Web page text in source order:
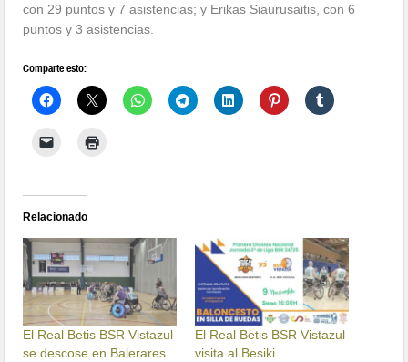
con 29 puntos y 7 asistencias; y Erikas Siaurusaitis, con 6
puntos y 3 asistencias.
Comparte esto:
Relacionado
El Real Betis BSR Vistazul
se descose en Balerares
El Real Betis BSR Vistazul
visita al Besiki